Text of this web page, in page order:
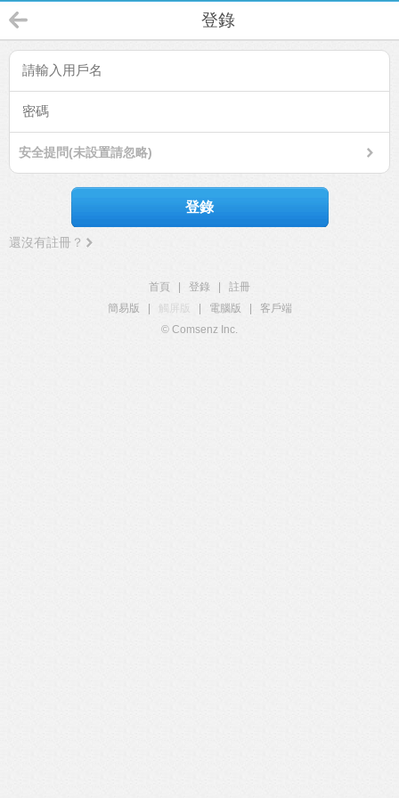
登錄
安全提問(未設置請忽略)
登錄
還沒有註冊？
首頁 登錄
註冊
簡易版
觸屏版 電腦版
客戶端
© Comsenz Inc.